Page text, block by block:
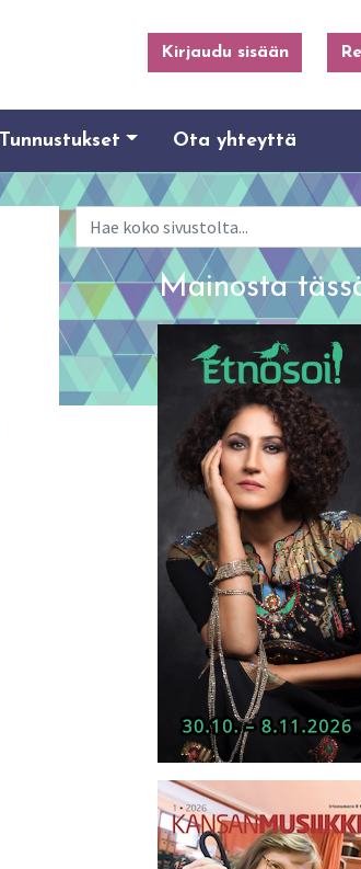
Kirjaudu sisään
Tunnustukset Ota yhteyttä
Haku
Mainosta